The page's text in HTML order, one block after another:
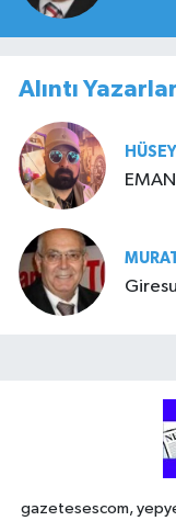
Alıntı Yazarlar
gazetesescom,